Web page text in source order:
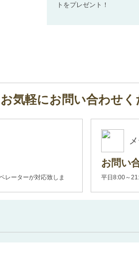
トをプレゼント！
お気軽にお問い合わせく
レーターが対応致しま
お問い
平日8:00～